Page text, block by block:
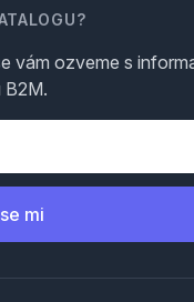
vám ozveme s
B2M.
mi